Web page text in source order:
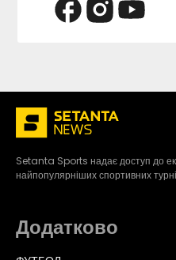
Setanta Sports надає доступ до
найпопулярніших спортивних
Додатково